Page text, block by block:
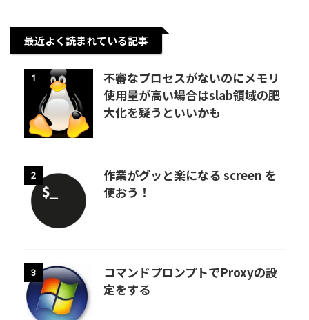
最近よく読まれている記事
1
不審なプロセスがないのにメモリ
使用量が高い場合はslab領域の肥
大化を疑うといいかも
2
作業がグッと楽になる screen を
使おう！
3
コマンドプロンプトでProxyの設
定をする